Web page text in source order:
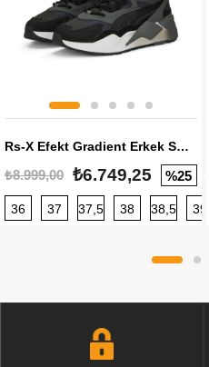
Rs-X Efekt Gradient Erkek Sneaker
₺8.999,00 ₺6.749,25 %25
36 37 37,5 38 38,5 39